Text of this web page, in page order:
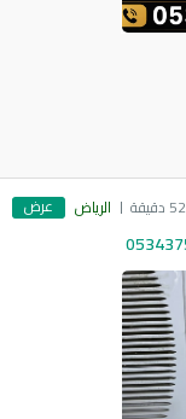
الرياض عرض